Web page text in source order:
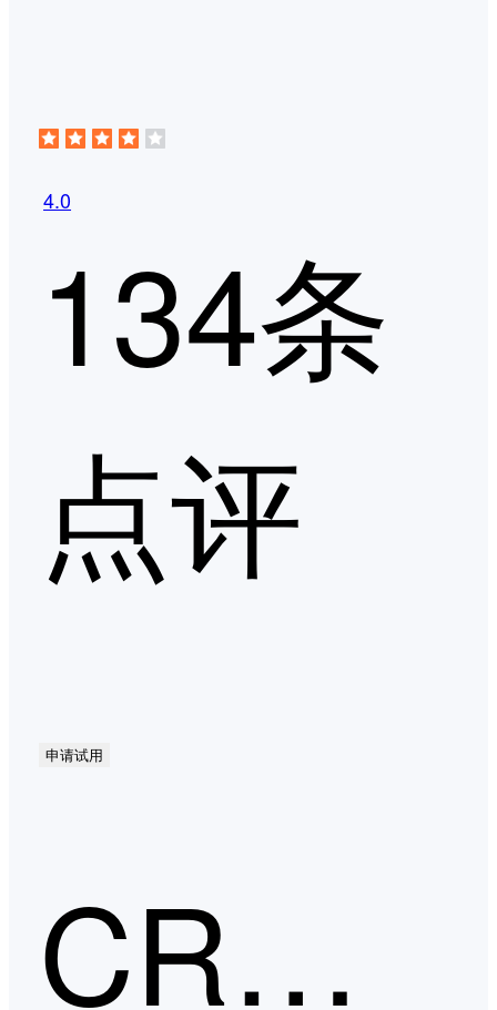
4.0
134条
点评
申请试用
CRM第二季度口碑产品